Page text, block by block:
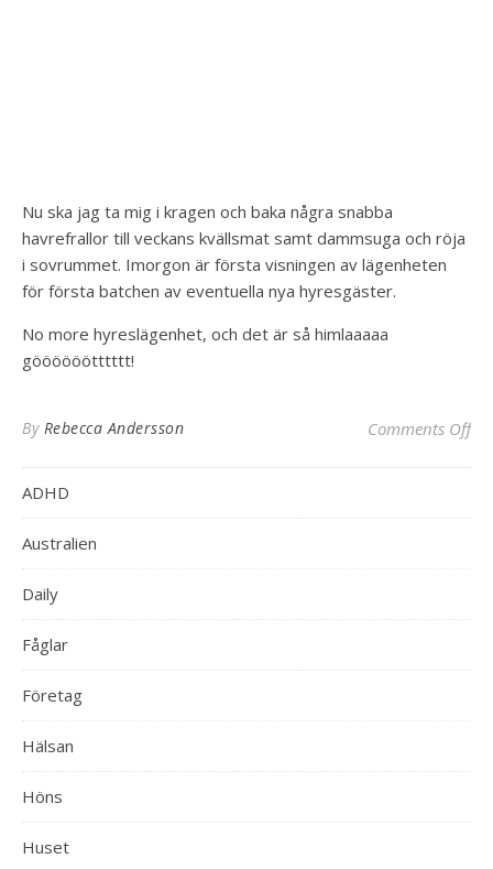
Nu ska jag ta mig i kragen och baka några snabba
havrefrallor till veckans kvällsmat samt dammsuga och röja
i sovrummet. Imorgon är första visningen av lägenheten
för första batchen av eventuella nya hyresgäster.
No more hyreslägenhet, och det är så himlaaaaa
göööööötttttt!
By Rebecca Andersson Comments Offon
ADHD
Australien
Daily
Fåglar
Företag
Hälsan
Höns
Huset